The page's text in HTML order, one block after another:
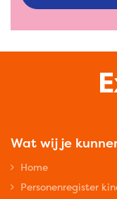
Wat wij je
Home
Personenregister